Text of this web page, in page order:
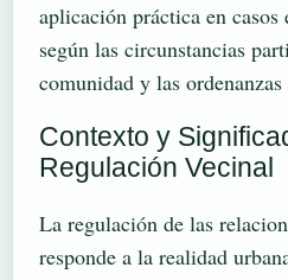
aplicación práctica en
según las circunstancias
comunidad y las
Contexto y
Regulación Vecinal
La regulación de las
responde a la realidad